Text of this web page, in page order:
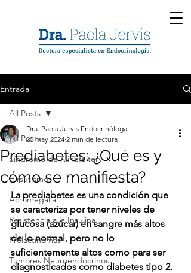
Entrada
All Posts
Síndrome de Klinefeltery
Hirsutismo
Acromegalia
Resistencia a la Insulina
Prolactinomas
Tumores Neuroendocrinos
All Posts
Prediabetes: ¿Qué es y
cómo se manifiesta?
Dra. Paola Jervis Endocrinóloga
20 may 2024 2 min de lectura
La prediabetes es una condición que
se caracteriza por tener niveles de
glucosa (azúcar) en sangre más altos
de lo normal, pero no lo
suficientemente altos como para ser
diagnosticados como diabetes tipo 2.